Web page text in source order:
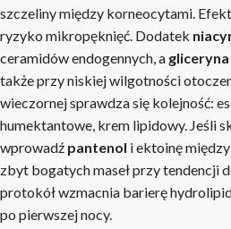
szczeliny między korneocytami.
ryzyko mikropęknięć. Dodatek
ceramidów endogennych, a gliceryna
także przy niskiej wilgotności
wieczornej sprawdza się kolejność:
humektantowe, krem lipidowy. Jeśli
wprowadź pantenol i ektoinę
zbyt bogatych maseł przy tendencji
protokół wzmacnia barierę
po pierwszej nocy.